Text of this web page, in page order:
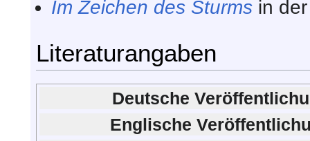
Im Zeichen des Sturms in
Literaturangaben
Deutsche
Englische